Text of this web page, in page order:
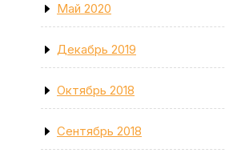
Май 2020
Декабрь 2019
Октябрь 2018
Сентябрь 2018